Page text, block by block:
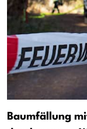
Baumfällung